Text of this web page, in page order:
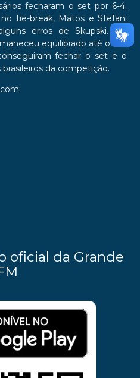
fecharam o set por 6-4.
tie-break, Matos e Stefani
erros de Skupski. No
equilibrado até o 6-6,
fechar o set e o
da competição.
oficial da Grande